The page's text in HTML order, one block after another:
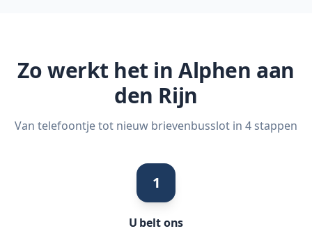
Zo werkt het inAlphen aan
den Rijn
Van telefoontje tot nieuw brievenbusslot in 4 stappen
1
U belt ons